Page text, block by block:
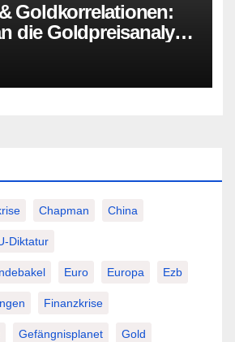
Goldkorrelationen:
die Goldpreisanalyse
überlässt!
Chapman China
Diktatur
Euro Europa Ezb
Finanzkrise
Gefängnisplanet Gold